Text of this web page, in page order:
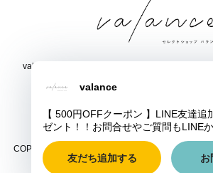
valance 福井｜レディース セレクトショップ｜フ
福井県鯖江市三六町1丁目1507
COPYRIGHT © valance 福井｜レディース セレク
通販サイト ALL RIGHTS